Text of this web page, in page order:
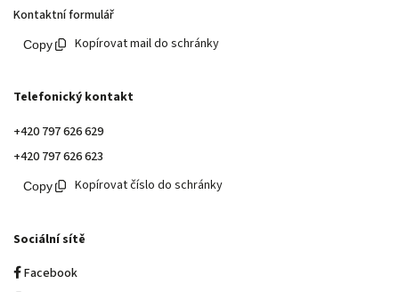
Kontaktní formulář
Kopírovat mail do schránky
Telefonický kontakt
+420 797 626 629
+420 797 626 623
Kopírovat číslo do schránky
Sociální sítě
Facebook